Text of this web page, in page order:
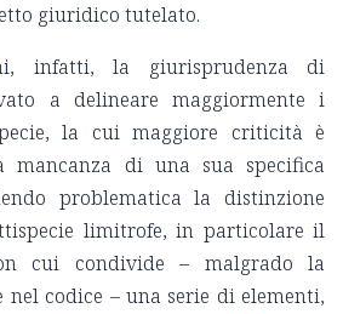
giuridico tutelato.
infatti, la giurisprudenza di
a delineare maggiormente i
la cui maggiore criticità è
mancanza di una sua specifica
problematica la distinzione
limitrofe, in particolare il
cui condivide – malgrado la
nel codice – una serie di elementi,